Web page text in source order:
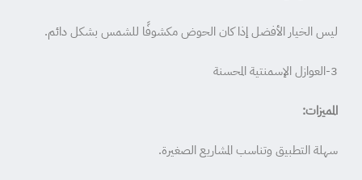
ليس الخيار الأفضل إذا كان الحوض مكشوفًا للشمس بشكل دائم.
3-العوازل الإسمنتية المحسنة
المميزات:
سهلة التطبيق وتناسب المشاريع الصغيرة.